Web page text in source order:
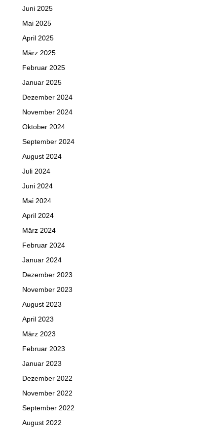
Juni 2025
Mai 2025
April 2025
März 2025
Februar 2025
Januar 2025
Dezember 2024
November 2024
Oktober 2024
September 2024
August 2024
Juli 2024
Juni 2024
Mai 2024
April 2024
März 2024
Februar 2024
Januar 2024
Dezember 2023
November 2023
August 2023
April 2023
März 2023
Februar 2023
Januar 2023
Dezember 2022
November 2022
September 2022
August 2022